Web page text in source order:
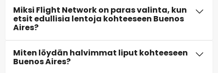
Miksi Flight Network on paras valinta, kun
etsit edullisia lentoja kohteeseen Buenos
Aires?
Miten löydän halvimmat liput kohteeseen
Buenos Aires?